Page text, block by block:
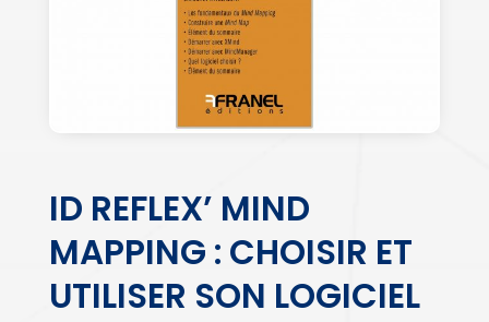
ID REFLEX’ MIND
MAPPING : CHOISIR ET
UTILISER SON LOGICIEL